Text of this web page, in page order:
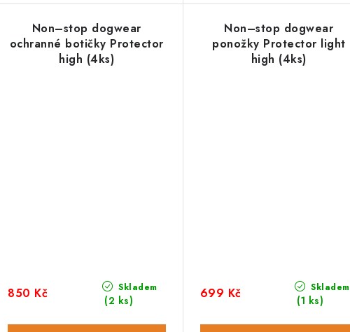
Non–stop dogwear
ochranné botičky Protector
high (4ks)
Skladem
(2 ks)
850 Kč
Non–stop dogwear
ponožky Protector light
high (4ks)
Skladem
(1 ks)
699 Kč